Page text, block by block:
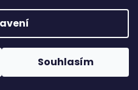
Souhlasím
. Všechna práva
Studio Avocado